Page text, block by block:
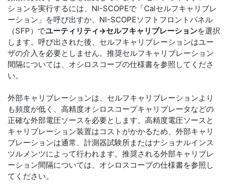
ションを実行するには、NI-SCOPEで「Calセルフキャリブレ
ーション」を呼び出すか、NI-SCOPEソフトフロントパネル
（SFP）でユーティリティ→セルフキャリブレーションを選択
します。呼び出された後、セルフキャリブレーションはユー
ザの介入を必要としません。推奨セルフキャリブレーション
間隔については、オシロスコープの仕様書を参照してくださ
い。
外部キャリブレーションは、セルフキャリブレーションより
も頻度が低く、高精度オシロスコープキャリブレータなどの
正確な外部電圧ソースを必要とします。高精度電圧ソースと
キャリブレーション装置はコストがかかるため、外部キャリ
ブレーションは通常、計測器試験所またはナショナルインス
ツルメンツによって行われます。推奨される外部キャリブレ
ーション間隔については、オシロスコープの仕様書を参照し
てください。